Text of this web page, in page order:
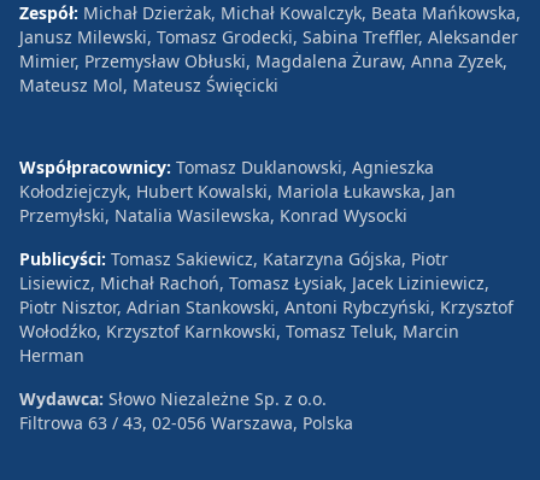
Zespół: Michał Dzierżak, Michał Kowalczyk, Beata Mańkowska,
Janusz Milewski, Tomasz Grodecki, Sabina Treffler, Aleksander
Mimier, Przemysław Obłuski, Magdalena Żuraw, Anna Zyzek,
Mateusz Mol, Mateusz Święcicki
Współpracownicy: Tomasz Duklanowski, Agnieszka
Kołodziejczyk, Hubert Kowalski, Mariola Łukawska, Jan
Przemyłski, Natalia Wasilewska, Konrad Wysocki
Publicyści: Tomasz Sakiewicz, Katarzyna Gójska, Piotr
Lisiewicz, Michał Rachoń, Tomasz Łysiak, Jacek Liziniewicz,
Piotr Nisztor, Adrian Stankowski, Antoni Rybczyński, Krzysztof
Wołodźko, Krzysztof Karnkowski, Tomasz Teluk, Marcin
Herman
Wydawca: Słowo Niezależne Sp. z o.o.
Filtrowa 63 / 43, 02-056 Warszawa, Polska